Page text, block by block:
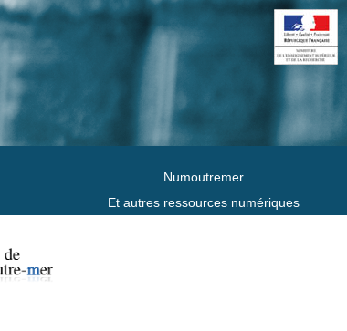
Numoutremer
Et autres ressources numériques